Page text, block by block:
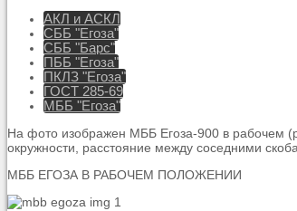
АКЛ и АСКЛ
СББ "Егоза"
СББ "Барс"
ПББ "Егоза"
ПКЛЗ "Егоза"
ГОСТ 285-69
МББ "Егоза"
На фото изображен МББ Егоза-900 в рабочем
окружности, расстояние между соседними
МББ ЕГОЗА В РАБОЧЕМ ПОЛОЖЕНИИ